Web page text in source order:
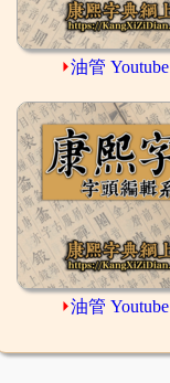
⏵油管 Youtube
⏵油管 Youtube